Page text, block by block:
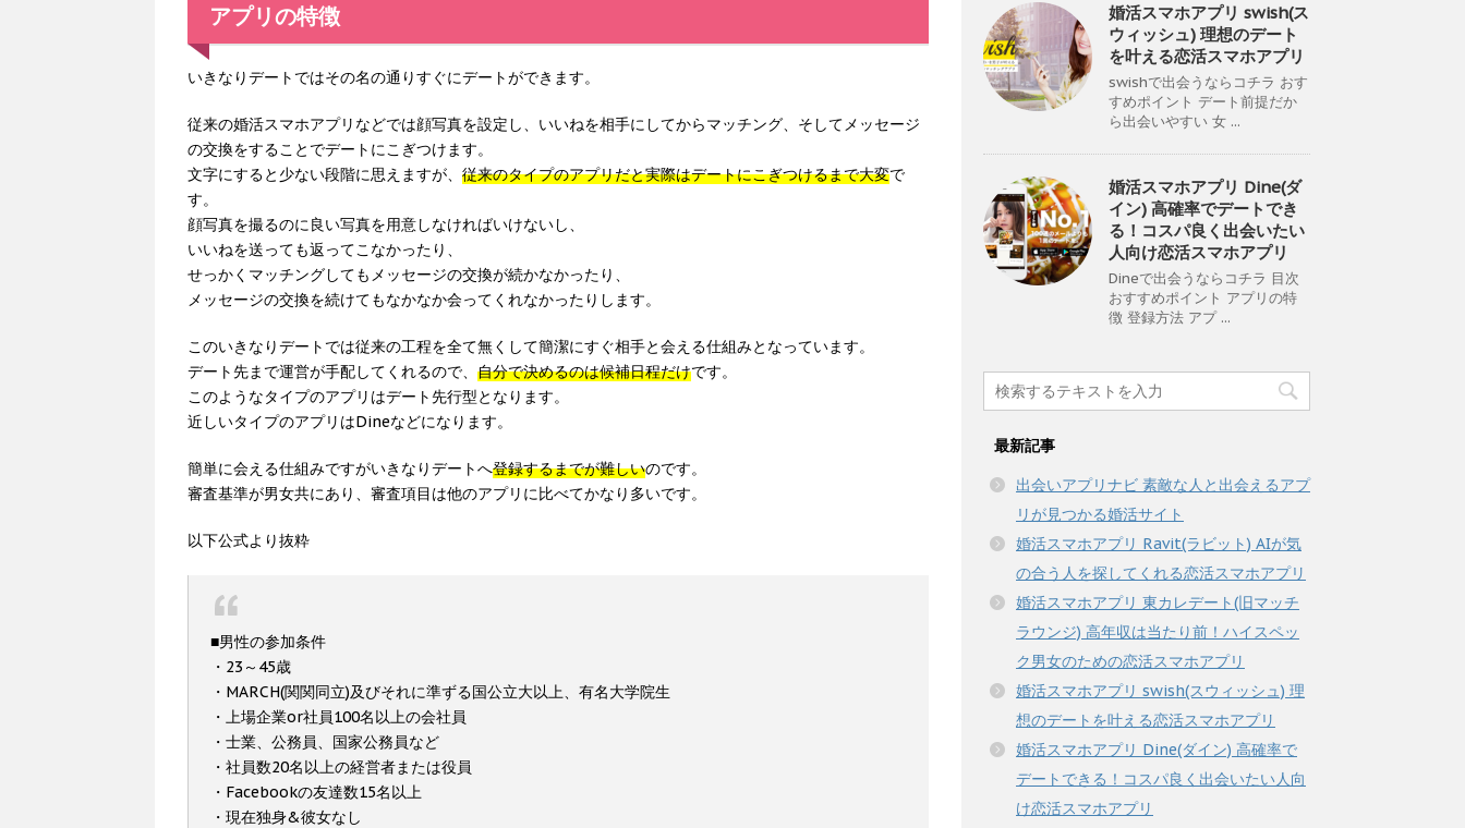
アプリの特徴
いきなりデートではその名の通りすぐにデートができます。
従来の婚活スマホアプリなどでは顔写真を設定し、いいねを相手にしてからマッチング、そしてメッセージ
の交換をすることでデートにこぎつけます。
文字にすると少ない段階に思えますが、 従来のタイプのアプリだと実際はデートにこぎつけるまで大変で
す。
顔写真を撮るのに良い写真を用意しなければいけないし、
いいねを送っても返ってこなかったり、
せっかくマッチングしてもメッセージの交換が続かなかったり、
メッセージの交換を続けてもなかなか会ってくれなかったりします。
このいきなりデートでは従来の工程を全て無くして簡潔にすぐ相手と会える仕組みとなっています。
デート先まで運営が手配してくれるので、 自分で決めるのは候補日程だけです。
このようなタイプのアプリはデート先行型となります。
近しいタイプのアプリはDineなどになります。
簡単に会える仕組みですがいきなりデートへ登録するまでが難しいのです。
審査基準が男女共にあり、審査項目は他のアプリに比べてかなり多いです。
以下公式より抜粋
■男性の参加条件
・23～45歳
・MARCH(関関同立)及びそれに準ずる国公立大以上、有名大学院生
・上場企業or社員100名以上の会社員
・士業、公務員、国家公務員など
・社員数20名以上の経営者または役員
・Facebookの友達数15名以上
・現在独身&彼女なし
婚活スマホアプリ swish(ス
ウィッシュ) 理想のデート
を叶える恋活スマホアプリ
swishで出会うならコチラ おす
すめポイント デート前提だか
ら出会いやすい 女 ...
婚活スマホアプリ Dine(ダ
イン) 高確率でデートでき
る！コスパ良く出会いたい
人向け恋活スマホアプリ
Dineで出会うならコチラ 目次
おすすめポイント アプリの特
徴 登録方法 アプ ...
最新記事
出会いアプリナビ 素敵な人と出会えるアプ
リが見つかる婚活サイト
婚活スマホアプリ Ravit(ラビット) AIが気
の合う人を探してくれる恋活スマホアプリ
婚活スマホアプリ 東カレデート(旧マッチ
ラウンジ) 高年収は当たり前！ハイスペッ
ク男女のための恋活スマホアプリ
婚活スマホアプリ swish(スウィッシュ) 理
想のデートを叶える恋活スマホアプリ
婚活スマホアプリ Dine(ダイン) 高確率で
デートできる！コスパ良く出会いたい人向
け恋活スマホアプリ